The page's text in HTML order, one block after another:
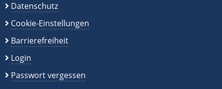
Datenschutz
Cookie-Einstellungen
Barrierefreiheit
Login
Passwort vergessen